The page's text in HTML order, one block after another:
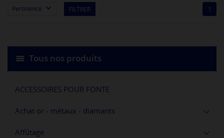
Tous nos produits
ACCESSOIRES POUR FONTE
Achat or - métaux - diamants
Affûtage
Pertinence  FILTRER 1